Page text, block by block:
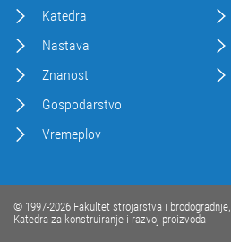
Katedra
Nastava
Znanost
Gospodarstvo
Vremeplov
© 1997-2026 Fakultet strojarstva i brodogradnje,
Katedra za konstruiranje i razvoj proizvoda